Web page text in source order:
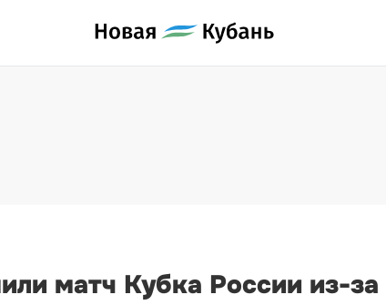
матч Кубка России из-